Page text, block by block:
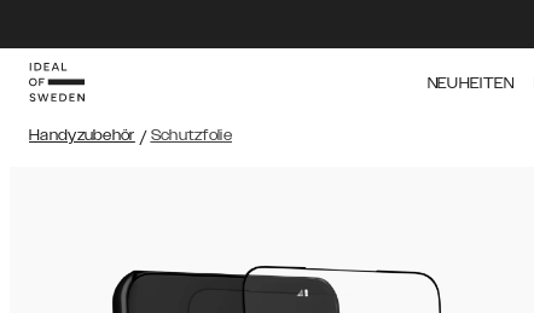
NEUHEITEN
Handyzubehör / Schutzfolie